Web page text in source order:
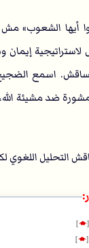
أيها الشعوب»
لاستراتيجية
اسمع
ضد مشيئة
التحليل اللغوي
[
🡁
]
[
🡁
]